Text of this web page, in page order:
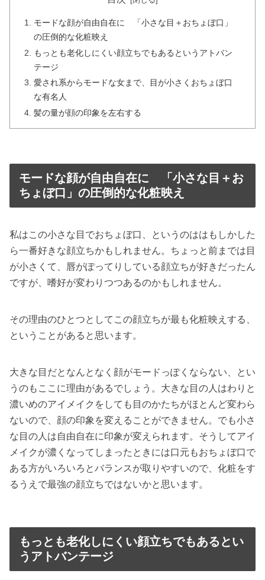
モードな顔が自由自在に 「小さな目＋おちょぼ口」
の圧倒的な化粧映え
もっとも老化しにくい顔立ちでもあるというアトバン
テージ
愛され系からモードな女まで、目が小さくおちょぼ口
な有名人
髪の量が顔の印象を左右する
モードな顔が自由自在に 「小さな目＋お
ちょぼ口」の圧倒的な化粧映え
私はこの小さな目でおちょぼ口、というのははもしかした
ら一番好きな顔立ちかもしれません。ちょっと前までは目
が小さくて、唇がぽってりしている顔立ちが好きだったん
ですが、嗜好が変わりつつあるのかもしれません。
その理由のひとつとしてこの顔立ちが最も化粧映えする、
ということがあると思います。
大きな目だとなんとなく顔がモードっぽくならない、とい
うのもここに理由があるでしょう。大きな目の人はわりと
濃いめのアイメイクをしても目のかたちがほとんど変わら
ないので、顔の印象を変えることができません。でも小さ
な目の人は自由自在に印象が変えられます。そうしてアイ
メイクが濃くなってしまったときには口元もおちょぼ口で
ある方がいろいろとバランスが取りやすいので、化粧をす
るうえで最強の顔立ちではないかと思います。
もっとも老化しにくい顔立ちでもあるとい
うアトバンテージ